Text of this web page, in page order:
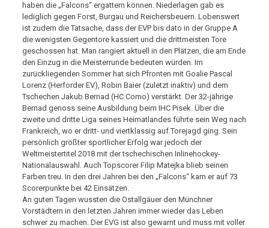
haben die „Falcons“ ergattern können. Niederlagen gab es
lediglich gegen Forst, Burgau und Reichersbeuern. Lobenswert
ist zudem die Tatsache, dass der EVP bis dato in der Gruppe A
die wenigsten Gegentore kassiert und die drittmeisten Tore
geschossen hat. Man rangiert aktuell in den Plätzen, die am Ende
den Einzug in die Meisterrunde bedeuten würden. Im
zurückliegenden Sommer hat sich Pfronten mit Goalie Pascal
Lorenz (Herforder EV), Robin Baier (zuletzt inaktiv) und dem
Tschechen Jakub Bernad (HC Como) verstärkt. Der 32-jährige
Bernad genoss seine Ausbildung beim IHC Pisek. Über die
zweite und dritte Liga seines Heimatlandes führte sein Weg nach
Frankreich, wo er dritt- und viertklassig auf Torejagd ging. Sein
persönlich größter sportlicher Erfolg war jedoch der
Weltmeistertitel 2018 mit der tschechischen Inlinehockey-
Nationalauswahl. Auch Topscorer Filip Matejka blieb seinen
Farben treu. In den drei Jahren bei den „Falcons“ kam er auf 73
Scorerpunkte bei 42 Einsätzen.
An guten Tagen wussten die Ostallgäuer den Münchner
Vorstädtern in den letzten Jahren immer wieder das Leben
schwer zu machen. Der EVG ist also gewarnt und muss mit voller